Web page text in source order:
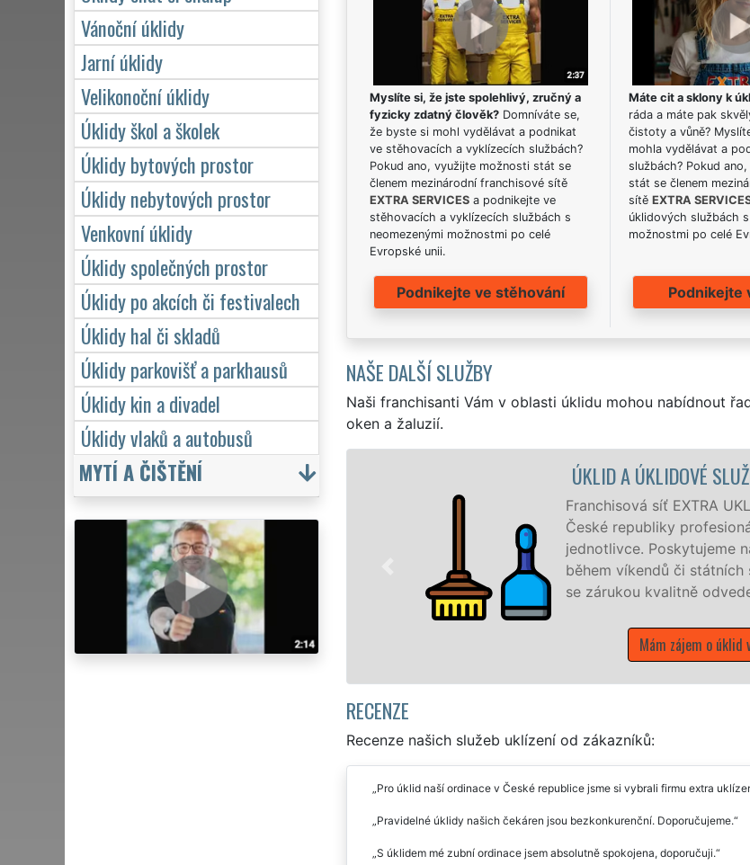
Myslíte si, že jste spolehlivý, zručný a
fyzicky zdatný člověk?Domníváte se,
že byste si mohl vydělávat a podnikat
ve stěhovacích a vyklízecích službách?
Pokud ano, využijte možnosti stát se
členem mezinárodní franchisové sítě
EXTRA SERVICESa podnikejte ve
stěhovacích a vyklízecích službách s
neomezenými možnostmi po celé
Evropské unii.
Podnikejte ve stěhování
Máte cit a sklony k
ráda a máte pak
čistoty a vůně?
mohla vydělávat a
službách? Pokud
stát se členem
sítě EXTRA
úklidových službách
možnostmi po celé
Podnikejte
NAŠE DALŠÍ SLUŽBY
Naši franchisanti Vám v oblasti úklidu mohou nabídnout
oken a žaluzií.
ÚKLID A ÚKLIDOVÉ SLUŽBY ČESKÁ REPUBLIKA
Franchisová síť EXTRA UKLÍZENÍ zajišťuje v České
České republiky profesionální, kvalitní, ale levný úklid
jednotlivce. Poskytujeme náš servis 24 hodin denně, 7
během víkendů či státních svátků. Uklidíme vše, co
se zárukou kvalitně odvedené práce.
RECENZE
Recenze našich služeb uklízení od zákazníků:
Pro úklid naší ordinace v České republice jsme si vybrali firmu extra
Pravidelné úklidy našich čekáren jsou bezkonkurenční. Doporučujeme.
S úklidem mé zubní ordinace jsem absolutně spokojena, doporučuji.
Vánoční úklidy
Jarní úklidy
Velikonoční úklidy
Úklidy škol a školek
Úklidy bytových prostor
Úklidy nebytových prostor
Venkovní úklidy
Úklidy společných prostor
Úklidy po akcích či festivalech
Úklidy hal či skladů
Úklidy parkovišť a parkhausů
Úklidy kin a divadel
Úklidy vlaků a autobusů
MYTÍ A ČIŠTĚNÍ